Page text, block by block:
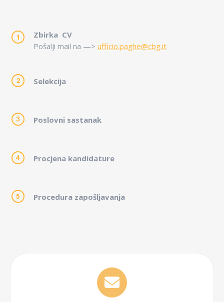
Zbirka CV
Pošalji mail na —> ufficio.paghe@cbg.it
Selekcija
Poslovni sastanak
Procjena kandidature
Procedura zapošljavanja